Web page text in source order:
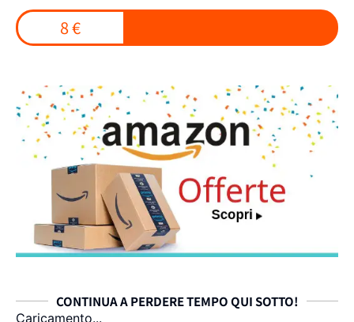
8 €
CONTINUA A PERDERE TEMPO QUI SOTTO!
Caricamento...